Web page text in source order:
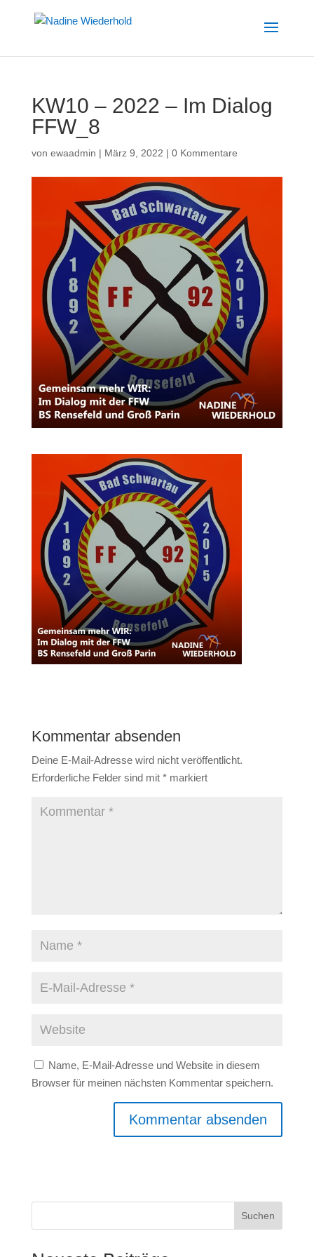
KW10 – 2022 – Im Dialog
FFW_8
von ewaadmin | März 9, 2022 | 0 Kommentare
Kommentar absenden
Deine E-Mail-Adresse wird nicht veröffentlicht.
Erforderliche Felder sind mit *markiert
Name, E-Mail-Adresse und Website in diesem
Browser für meinen nächsten Kommentar speichern.
Suchen